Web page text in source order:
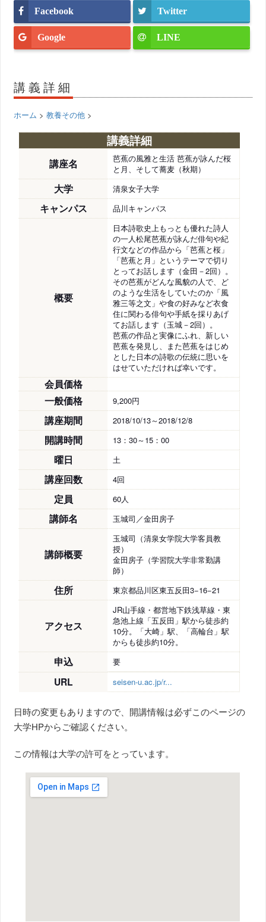
Facebook Twitter
Google LINE
講義詳細
ホーム >教養その他 >
講義詳細
講座名
芭蕉の風雅と生活 芭蕉が詠んだ桜
と月、そして蕎麦（秋期）
大学 清泉女子大学
キャンパス 品川キャンパス
概要
日本詩歌史上もっとも優れた詩人
の一人松尾芭蕉が詠んだ俳句や紀
行文などの作品から「芭蕉と桜」
「芭蕉と月」というテーマで切り
とってお話します（金田－2回）。
その芭蕉がどんな風貌の人で、ど
のような生活をしていたのか「風
雅三等之文」や食の好みなど衣食
住に関わる俳句や手紙を採りあげ
てお話します（玉城－2回）。
芭蕉の作品と実像にふれ、新しい
芭蕉を発見し、また芭蕉をはじめ
とした日本の詩歌の伝統に思いを
はせていただければ幸いです。
会員価格
一般価格
9,200円
講座期間 2018/10/13～2018/12/8
開講時間 13：30～15：00
曜日 土
講座回数 4回
定員 60人
講師名 玉城司／金田房子
講師概要
玉城司（清泉女学院大学客員教
授）
金田房子（学習院大学非常勤講
師）
住所 東京都品川区東五反田3−16−21
アクセス
JR山手線・都営地下鉄浅草線・東
急池上線「五反田」駅から徒歩約
10分。「大崎」駅、「高輪台」駅
からも徒歩約10分。
申込 要
URL seisen-u.ac.jp/r...
日時の変更もありますので、開講情報は必ずこのページの
大学HPからご確認ください。
この情報は大学の許可をとっています。